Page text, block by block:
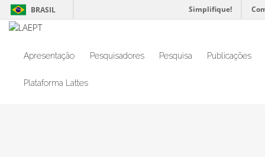
BRASIL Simplifique!
Apresentação Pesquisadores Pesquisa Publicações
Plataforma Lattes